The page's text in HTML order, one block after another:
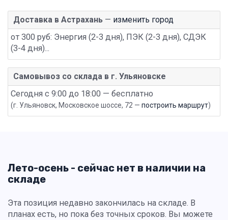
Доставка в Астрахань — изменить город
от 300 руб: Энергия (2-3 дня), ПЭК (2-3 дня), СДЭК
(3-4 дня)...
Самовывоз со склада в г. Ульяновске
Сегодня с 9:00 до 18:00 — бесплатно
(г. Ульяновск, Московское шоссе, 72 — построить маршрут)
Лето-осень - сейчас нет в наличии на
складе
Эта позиция недавно закончилась на складе. В
планах есть, но пока без точных сроков. Вы можете